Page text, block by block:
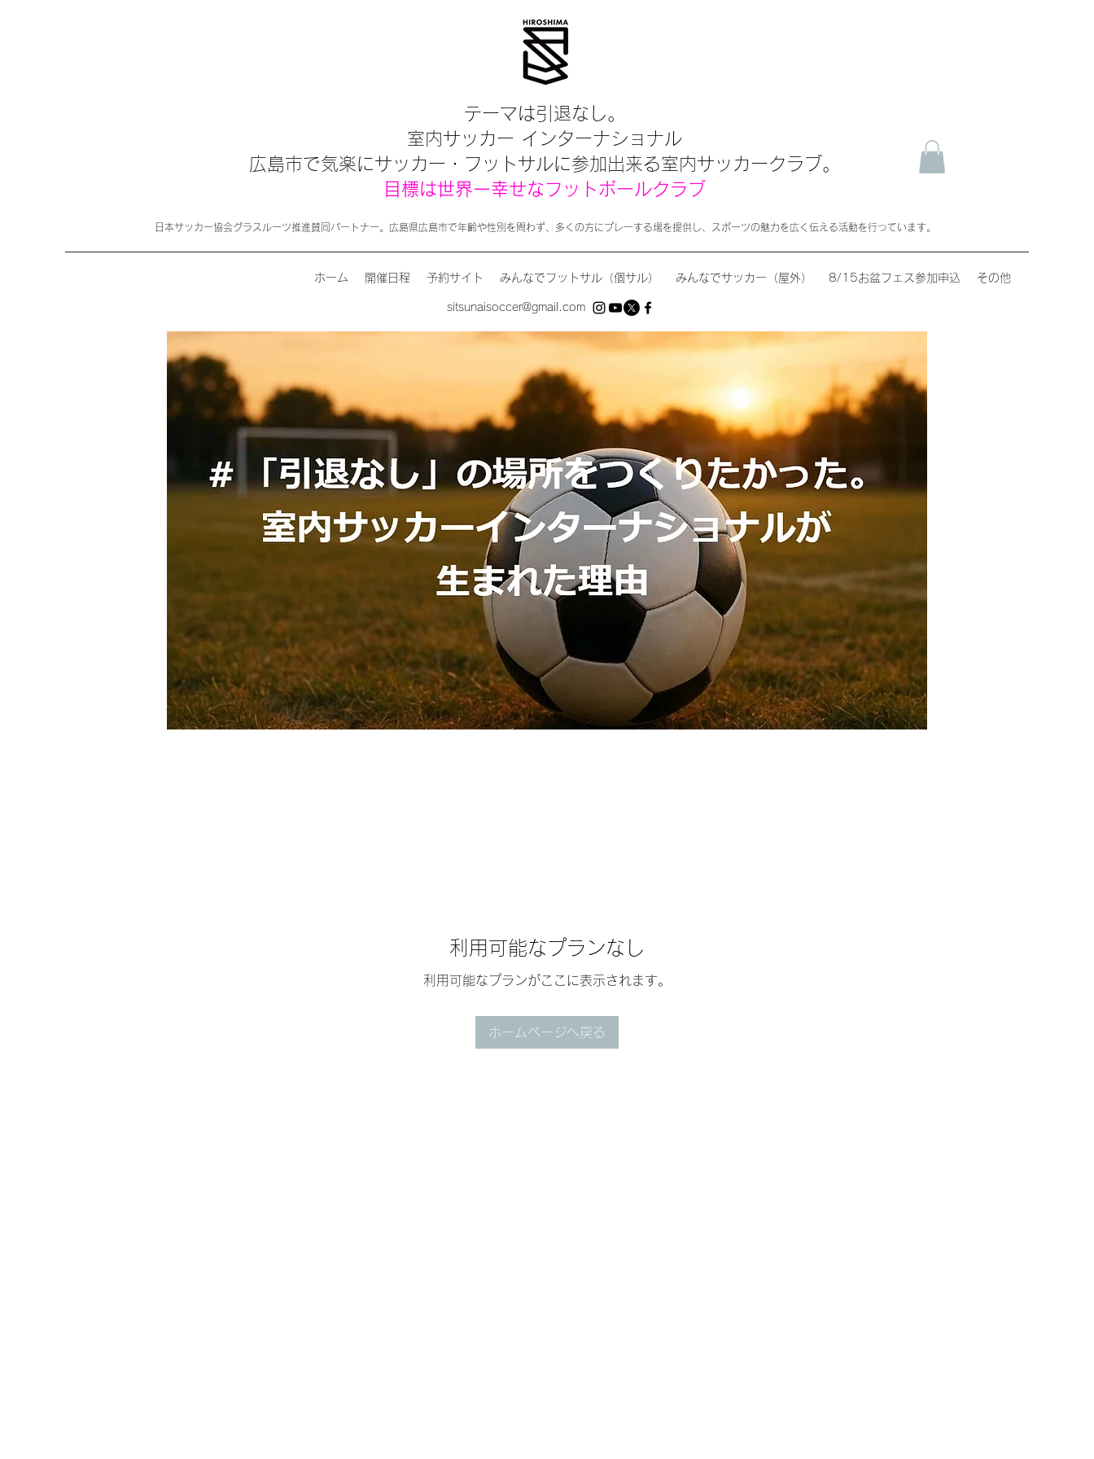
テーマは引退なし。
室内サッカー インターナショナル
広島市で気楽にサッカー・フットサルに参加出来る室内サッカークラブ。
目標は世界一幸せなフットボールクラブ
日本サッカー協会グラスルーツ推進賛同パートナー。広島県広島市で年齢や性別を問わず、多くの方にプレーする場を提供し、スポーツの魅力を広く伝える活動を行っています。
ホーム 開催日程 予約サイト みんなでフットサル（個サル） みんなでサッカー（屋外） 8/15お盆フェス参加申込 その他
sitsunaisoccer@gmail.com
利用可能なプランなし
利用可能なプランがここに表示されます。
ホームページへ戻る